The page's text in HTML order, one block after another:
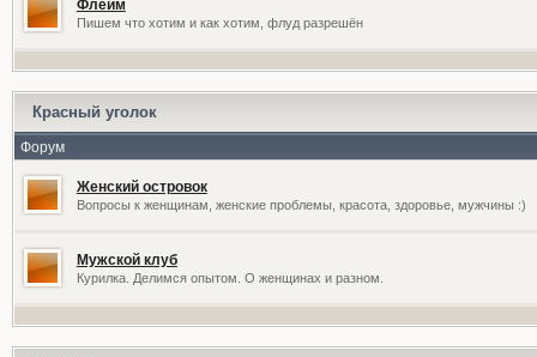
Флейм
Пишем что хотим и как хотим, флуд разрешён
Красный уголок
Форум
Женский островок
Вопросы к женщинам, женские проблемы, красота, здоровье, мужчины :)
Мужской клуб
Курилка. Делимся опытом. О женщинах и разном.